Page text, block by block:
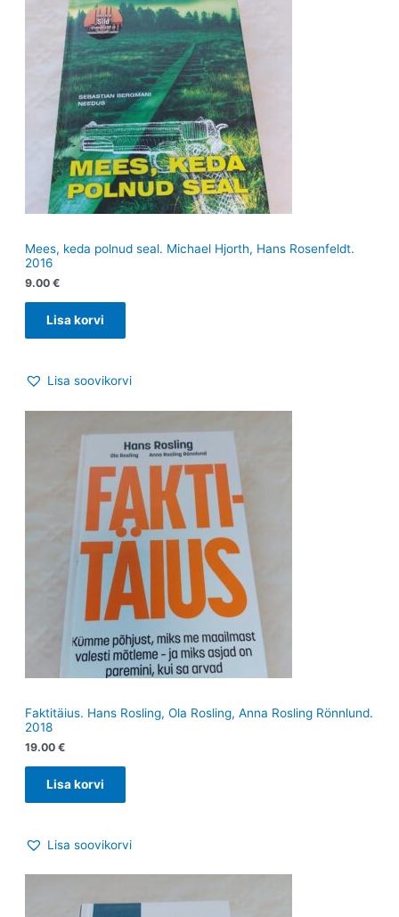
Mees, keda polnud seal. Michael Hjorth, Hans Rosenfeldt.
2016
9.00 €
Lisa korvi
Lisa soovikorvi
Faktitäius. Hans Rosling, Ola Rosling, Anna Rosling Rönnlund.
2018
19.00 €
Lisa korvi
Lisa soovikorvi